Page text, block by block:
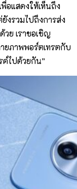
อแสดงให้เห็นถึง
งรวมไปถึงการส่ง
ย เราขอเชิญ
ยภาพพอร์ตเทรตกับ
ค์ไปด้วยกัน”